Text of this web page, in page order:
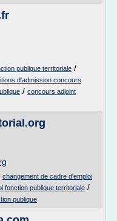
publique territoriale /
d'admission concours
/ concours adjoint
changement de cadre d'emploi
fonction publique territoriale /
publique